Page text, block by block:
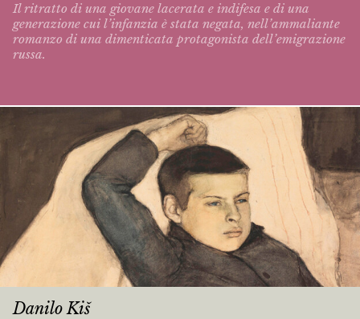
Il ritratto di una giovane lacerata e indifesa e di una
generazione cui l’infanzia è stata negata, nell’ammaliante
romanzo di una dimenticata protagonista dell’emigrazione
russa.
Danilo Kiš